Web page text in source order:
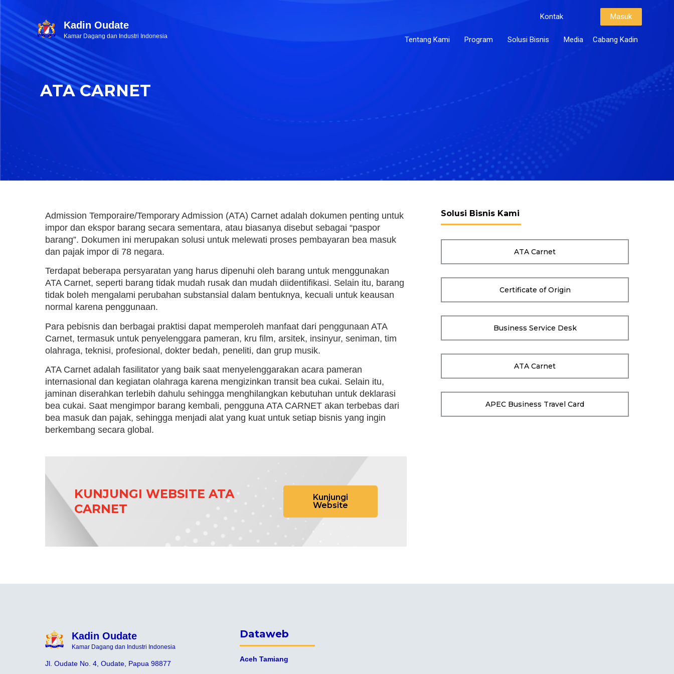
Kadin Oudate
Kamar Dagang dan Industri Indonesia
Kontak Masuk
Tentang Kami Program Solusi Bisnis Media Cabang Kadin
ATA CARNET
Admission Temporaire/Temporary Admission (ATA) Carnet adalah dokumen penting untuk
impor dan ekspor barang secara sementara, atau biasanya disebut sebagai “paspor
barang”. Dokumen ini merupakan solusi untuk melewati proses pembayaran bea masuk
dan pajak impor di 78 negara.
Terdapat beberapa persyaratan yang harus dipenuhi oleh barang untuk menggunakan
ATA Carnet, seperti barang tidak mudah rusak dan mudah diidentifikasi. Selain itu, barang
tidak boleh mengalami perubahan substansial dalam bentuknya, kecuali untuk keausan
normal karena penggunaan.
Para pebisnis dan berbagai praktisi dapat memperoleh manfaat dari penggunaan ATA
Carnet, termasuk untuk penyelenggara pameran, kru film, arsitek, insinyur, seniman, tim
olahraga, teknisi, profesional, dokter bedah, peneliti, dan grup musik.
ATA Carnet adalah fasilitator yang baik saat menyelenggarakan acara pameran
internasional dan kegiatan olahraga karena mengizinkan transit bea cukai. Selain itu,
jaminan diserahkan terlebih dahulu sehingga menghilangkan kebutuhan untuk deklarasi
bea cukai. Saat mengimpor barang kembali, pengguna ATA CARNET akan terbebas dari
bea masuk dan pajak, sehingga menjadi alat yang kuat untuk setiap bisnis yang ingin
berkembang secara global.
KUNJUNGI WEBSITE ATA
CARNET
Kunjungi
Website
Solusi Bisnis Kami
ATA Carnet
Certificate of Origin
Business Service Desk
ATA Carnet
APEC Business Travel Card
Kadin Oudate
Kamar Dagang dan Industri Indonesia
Jl. Oudate No. 4, Oudate, Papua 98877
Dataweb
Aceh Tamiang